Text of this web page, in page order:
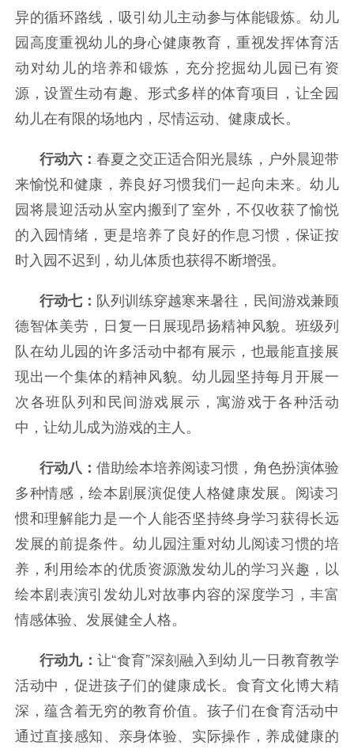
异的循环路线，吸引幼儿主动参与体能锻炼。幼儿
园高度重视幼儿的身心健康教育，重视发挥体育活
动对幼儿的培养和锻炼，充分挖掘幼儿园已有资
源，设置生动有趣、形式多样的体育项目，让全园
幼儿在有限的场地内，尽情运动、健康成长。
行动六： 春夏之交正适合阳光晨练，户外晨迎带
来愉悦和健康，养良好习惯我们一起向未来。幼儿
园将晨迎活动从室内搬到了室外，不仅收获了愉悦
的入园情绪，更是培养了良好的作息习惯，保证按
时入园不迟到，幼儿体质也获得不断增强。
行动七： 队列训练穿越寒来暑往，民间游戏兼顾
德智体美劳，日复一日展现昂扬精神风貌。 班级列
队在幼儿园的许多活动中都有展示，也最能直接展
现出一个集体的精神风貌。幼儿园坚持每月开展一
次各班队列和民间游戏展示，寓游戏于各种活动
中，让幼儿成为游戏的主人。
行动八： 借助绘本培养阅读习惯，角色扮演体验
多种情感，绘本剧展演促使人格健康发展。 阅读习
惯和理解能力是一个人能否坚持终身学习获得长远
发展的前提条件。幼儿园注重对幼儿阅读习惯的培
养，利用绘本的优质资源激发幼儿的学习兴趣，以
绘本剧表演引发幼儿对故事内容的深度学习，丰富
情感体验、发展健全人格。
行动九： 让“食育”深刻融入到幼儿一日教育教学
活动中，促进孩子们的健康成长。 食育文化博大精
深，蕴含着无穷的教育价值。孩子们在食育活动中
通过直接感知、亲身体验、实际操作，养成健康的